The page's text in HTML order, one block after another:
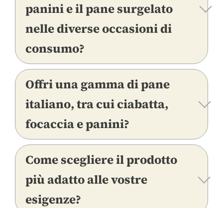
panini e il pane surgelato
nelle diverse occasioni di
consumo?
Offri una gamma di pane
italiano, tra cui ciabatta,
focaccia e panini?
Come scegliere il prodotto
più adatto alle vostre
esigenze?